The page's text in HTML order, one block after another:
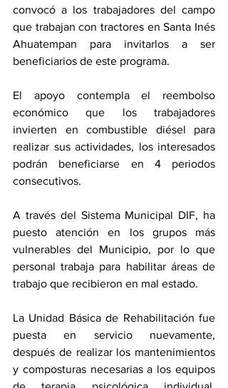
convocó a los trabajadores del campo
que trabajan con tractores en Santa Inés
Ahuatempan para invitarlos a ser
beneficiarios de este programa.
El apoyo contempla el reembolso
económico que los trabajadores
invierten en combustible diésel para
realizar sus actividades, los interesados
podrán beneficiarse en 4 periodos
consecutivos.
A través del Sistema Municipal DIF, ha
puesto atención en los grupos más
vulnerables del Municipio, por lo que
personal trabaja para habilitar áreas de
trabajo que recibieron en mal estado.
La Unidad Básica de Rehabilitación fue
puesta en servicio nuevamente,
después de realizar los mantenimientos
y composturas necesarias a los equipos